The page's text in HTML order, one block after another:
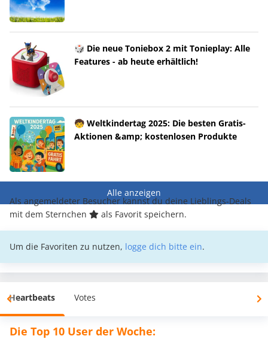
🎲 Die neue Toniebox 2 mit Tonieplay: Alle
Features - ab heute erhältlich!
🧒 Weltkindertag 2025: Die besten Gratis-
Aktionen &amp; kostenlosen Produkte
Alle anzeigen
Als angemeldeter Besucher kannst du deine Lieblings-Deals
mit dem Sternchen
als Favorit speichern.
Um die Favoriten zu nutzen, logge dich bitte ein.
Heartbeats Votes
Die Top 10 User der Woche: